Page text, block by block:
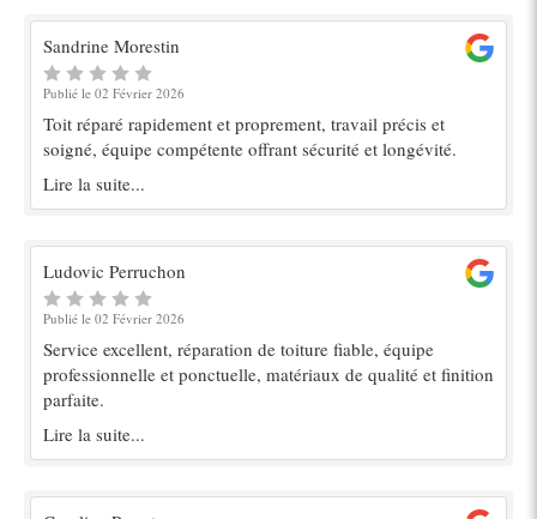
Sandrine Morestin
Publié le 02 Février 2026
Toit réparé rapidement et proprement, travail précis et
soigné, équipe compétente offrant sécurité et longévité.
Lire la suite...
Ludovic Perruchon
Publié le 02 Février 2026
Service excellent, réparation de toiture fiable, équipe
professionnelle et ponctuelle, matériaux de qualité et finition
parfaite.
Lire la suite...